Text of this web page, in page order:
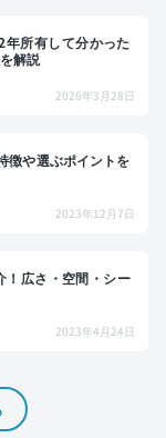
年所有して分かった
解説
2026年3月28日
徴や選ぶポイントを
2023年12月7日
！広さ・空間・シー
2023年4月24日